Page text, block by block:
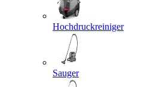
Hochdruckreiniger
Sauger